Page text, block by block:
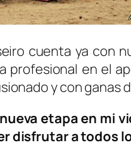
cuenta ya con
profesional en el
y con
etapa en mi
disfrutar a todos